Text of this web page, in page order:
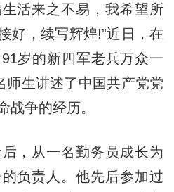
活来之不易，我希望所
好，续写辉煌!”近日，在
岁的新四军老兵万众一
师生讲述了中国共产党党
战争的经历。
从一名勤务员成长为
负责人。他先后参加过